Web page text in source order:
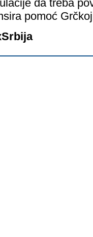
da treba
pomoć